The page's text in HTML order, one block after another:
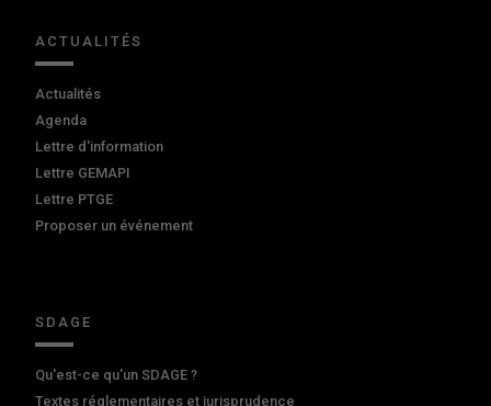
ACTUALITÉS
Actualités
Agenda
Lettre d'information
Lettre GEMAPI
Lettre PTGE
Proposer un événement
SDAGE
Qu'est-ce qu'un SDAGE ?
Textes réglementaires et jurisprudence